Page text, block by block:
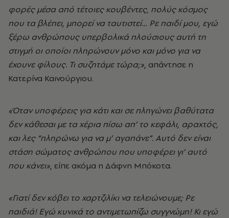
φορές μέσα από τέτοιες κουβέντες, πολύς κόσμος
που τα βλέπει, μπορεί να ταυτιστεί… Ρε παιδί μου, εγώ
ξέρω ανθρώπους υπερβολικά πλούσιους αυτή τη
στιγμή οι οποίοι πληρώνουν μόνο και μόνο για να
έχουνε φίλους. Τι συζητάμε τώρα;», απάντησε η
Κατερίνα Καινούργιου.
«Όταν υποφέρεις για κάτι και σε πληγώνει βαθύτατα
δεν κάθεσαι με τα χέρια πίσω απ’ το κεφάλι, αραχτός,
και λες “πληρώνω για να μ’ αγαπάνε”. Αυτό δεν είναι
στάση σώματος ανθρώπου που υποφέρει γι’ αυτό
που κάνει», είπε ακόμα η Δάφνη Μπόκοτα.
«Γιατί δεν κόβει το χαρτζιλίκι να τελειώνουμε; Ρε
παιδιά! Εγώ κυνικά το αντιμετωπίζω συγγνώμη! Κι εγώ